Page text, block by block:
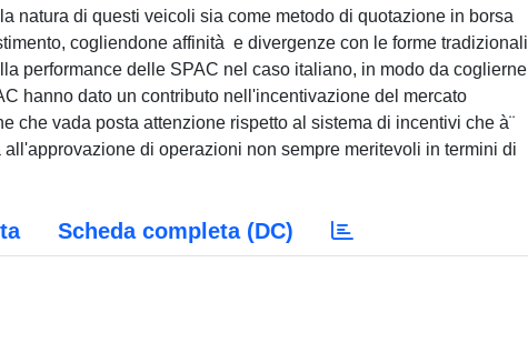
natura di questi veicoli sia come metodo di quotazione in borsa
cogliendone affinità e divergenze con le forme tradizionali
performance delle SPAC nel caso italiano, in modo da coglierne
hanno dato un contributo nell'incentivazione del mercato
che vada posta attenzione rispetto al sistema di incentivi che à¨
di operazioni non sempre meritevoli in termini di
Scheda completa (DC)